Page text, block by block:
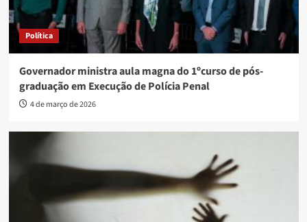
Política
Governador ministra aula magna do 1ºcurso de pós-
graduação em Execução de Polícia Penal
4 de março de 2026